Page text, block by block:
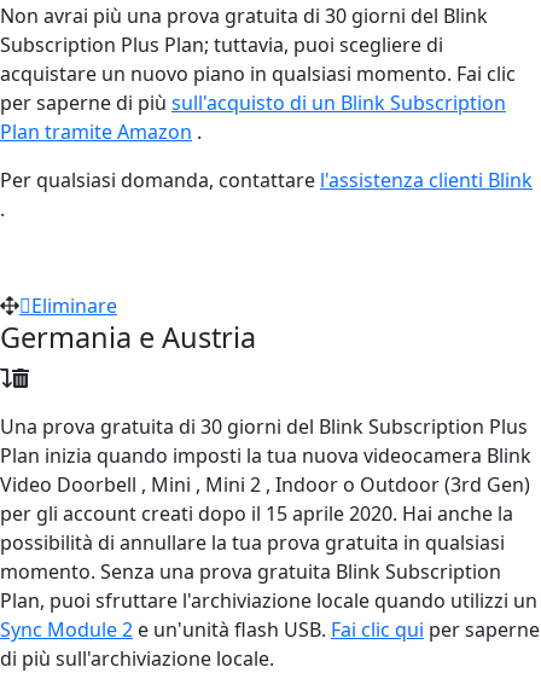
Non avrai più una prova gratuita di 30 giorni del Blink
Subscription Plus Plan; tuttavia, puoi scegliere di
acquistare un nuovo piano in qualsiasi momento. Fai clic
per saperne di più sull'acquisto di un Blink Subscription
Plan tramite Amazon ‍.
Per qualsiasi domanda, contattare l'assistenza clienti Blink
.
Eliminare
Germania e Austria
Una prova gratuita di 30 giorni del Blink Subscription Plus
Plan inizia quando imposti la tua nuova videocamera Blink
Video Doorbell , Mini , Mini 2 , Indoor o Outdoor (3rd Gen)
per gli account creati dopo il 15 aprile 2020. Hai anche la
possibilità di annullare la tua prova gratuita in qualsiasi
momento. Senza una prova gratuita Blink Subscription
Plan, puoi sfruttare l'archiviazione locale quando utilizzi un
Sync Module 2 e un'unità flash USB. Fai clic qui per saperne
di più sull'archiviazione locale.